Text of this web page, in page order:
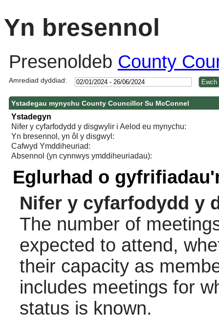
Yn bresennol
Presenoldeb County
Amrediad dyddiad:
Ystadegau mynychu County Councillor Su McConnel
Ystadegyn
Nifer y cyfarfodydd y disgwylir i Aelod eu mynychu:
Yn bresennol, yn ôl y disgwyl:
Cafwyd Ymddiheuriad:
Absennol (yn cynnwys ymddiheuriadau):
Eglurhad o
Nifer y cyfarfodydd y
The number of
expected to attend,
their capacity as
includes meetings for
status is known.